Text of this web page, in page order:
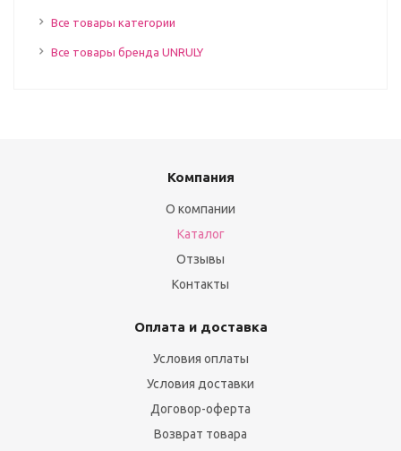
Все товары категории
Все товары бренда UNRULY
Компания
О компании
Каталог
Отзывы
Контакты
Оплата и доставка
Условия оплаты
Условия доставки
Договор-оферта
Возврат товара